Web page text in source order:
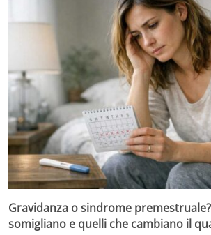
Gravidanza o sindrome
somigliano e quelli che cambiano il